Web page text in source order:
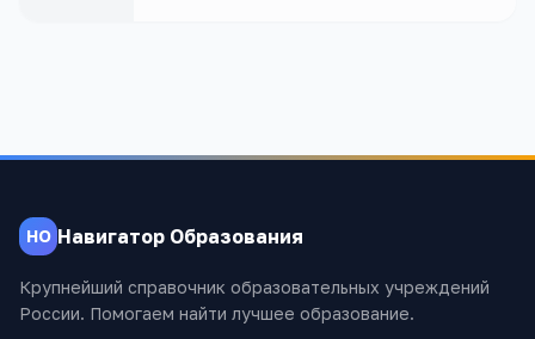
НО Навигатор Образования
Крупнейший справочник образовательных учреждений
России. Помогаем найти лучшее образование.